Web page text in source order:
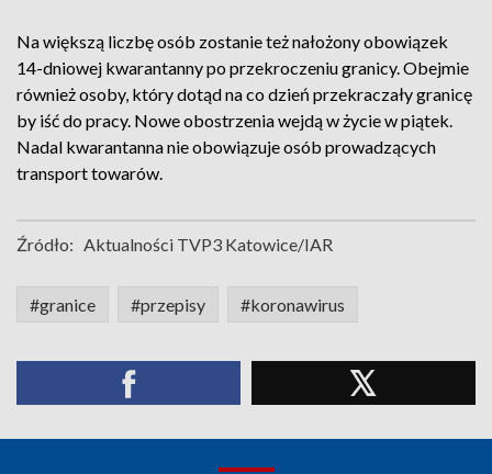
Na większą liczbę osób zostanie też nałożony obowiązek
14-dniowej kwarantanny po przekroczeniu granicy. Obejmie
również osoby, który dotąd na co dzień przekraczały granicę
by iść do pracy. Nowe obostrzenia wejdą w życie w piątek.
Nadal kwarantanna nie obowiązuje osób prowadzących
transport towarów.
Źródło: Aktualności TVP3 Katowice/IAR
#granice #przepisy #koronawirus